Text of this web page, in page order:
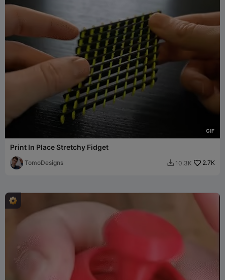
GIF
Print In Place Stretchy Fidget
TomoDesigns  10.3K 2.7K